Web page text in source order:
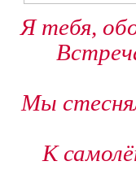
Я тебя,
Мы
К